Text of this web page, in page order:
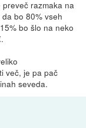
razmaka na
bo 80% vseh
bo šlo na neko
več, je pa pač
seveda.